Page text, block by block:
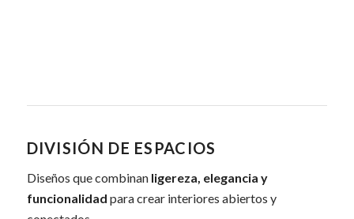
DIVISIÓN DE ESPACIOS
Diseños que combinan ligereza, elegancia y
funcionalidad para crear interiores abiertos y